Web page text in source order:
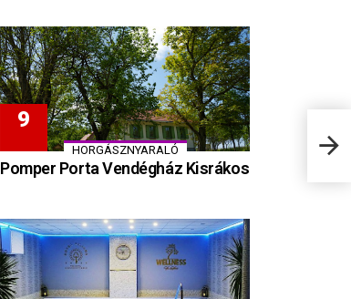
HORGÁSZNYARALÓ
Pomper Porta Vendégház Kisrákos